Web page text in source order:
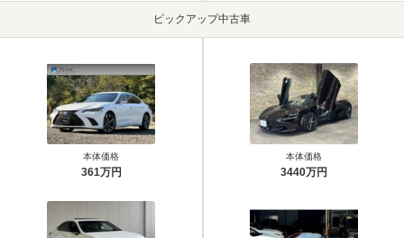
ピックアップ中古車
本体価格
361万円
本体価格
3440万円